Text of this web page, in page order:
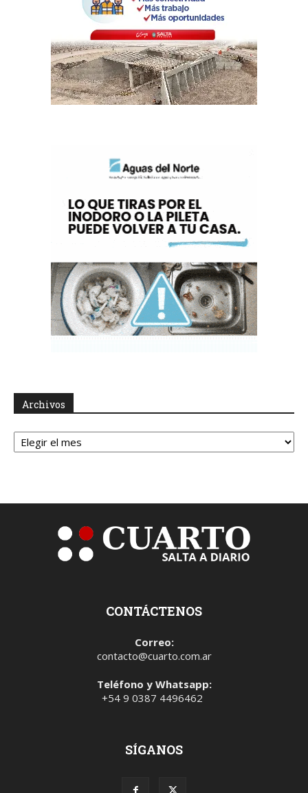
Archivos
Archivos
CONTÁCTENOS
Correo:
contacto@cuarto.com.ar
Teléfono y Whatsapp:
+54 9 0387 4496462
SÍGANOS